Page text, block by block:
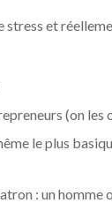
et
(on
le plus
: un homme